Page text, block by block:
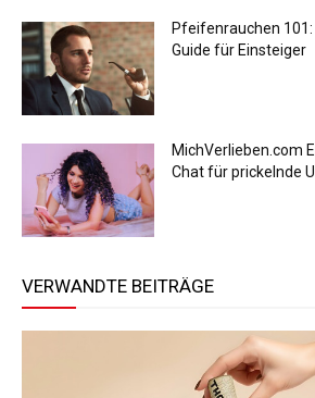
Pfeifenrauchen 101:
Guide für Einsteiger
MichVerlieben.com
Chat für prickelnde
VERWANDTE BEITRÄGE